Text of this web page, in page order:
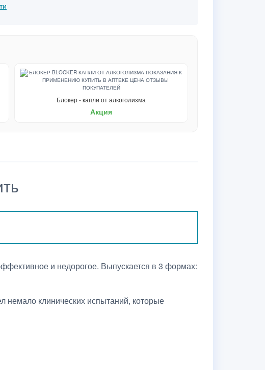
Блокер - капли от алкоголизма
Акция
и недорогое. Выпускается в 3 формах:
немало клинических испытаний, которые